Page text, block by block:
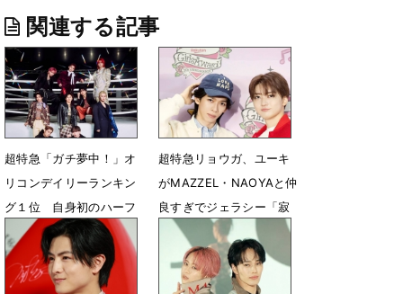
関連する記事
超特急「ガチ夢中！」オ
リコンデイリーランキン
グ１位 自身初のハーフ
ミリオン達成
5月14日 18時11分
超特急リョウガ、ユーキ
がMAZZEL・NAOYAと仲
良すぎでジェラシー「寂
しかったよ」
5月6日 06時01分